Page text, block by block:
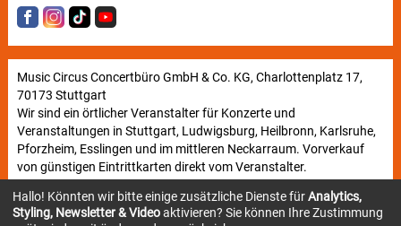
Music Circus Concertbüro GmbH & Co. KG, Charlottenplatz 17,
70173 Stuttgart
Wir sind ein örtlicher Veranstalter für Konzerte und
Veranstaltungen in Stuttgart, Ludwigsburg, Heilbronn, Karlsruhe,
Pforzheim, Esslingen und im mittleren Neckarraum. Vorverkauf
von günstigen Eintrittkarten direkt vom Veranstalter.
Hallo! Könnten wir bitte einige zusätzliche Dienste fürAnalytics,
Styling, Newsletter & Videoaktivieren? Sie können Ihre Zustimmung